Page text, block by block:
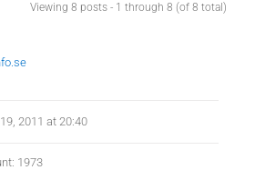
Viewing 8 posts - 1 through 8 (of 8 total)
2011 at 20:40
1973